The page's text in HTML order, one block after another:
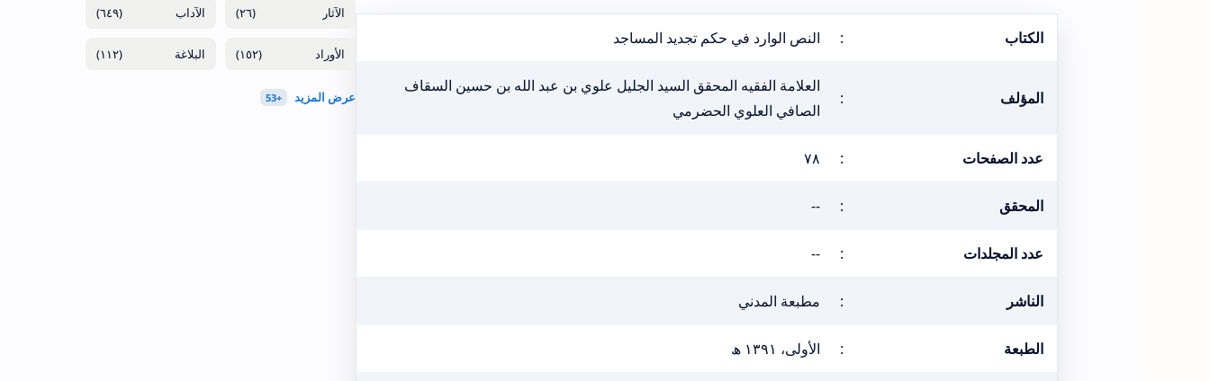
الكتاب : النص الوارد في حكم تجديد المساجد
المؤلف :
العلامة الفقيه المحقق السيد الجليل علوي بن عبد الله بن حسين السقاف
الصافي العلوي الحضرمي
عدد الصفحات : ٧٨
المحقق :
--
عدد المجلدات :
--
الناشر : مطبعة المدني
الطبعة : الأولى، ١٣٩١ ھ
(٢٦) (٦٤٩)
(١٥٢) (١١٢)